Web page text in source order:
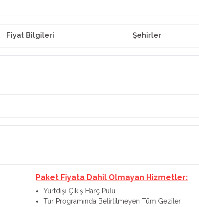
Fiyat Bilgileri Şehirler
Paket Fiyata Dahil Olmayan Hizmetler:
Yurtdışı Çıkış Harç Pulu
Tur Programında Belirtilmeyen Tüm Geziler